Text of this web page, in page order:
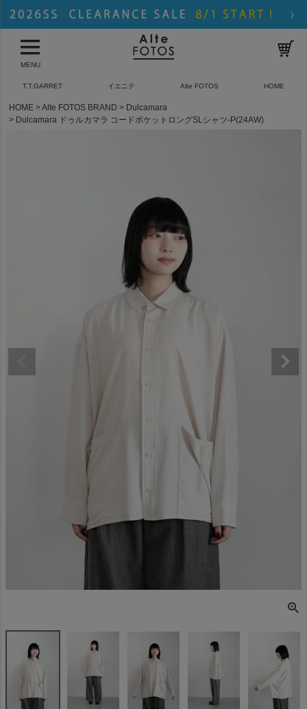
MENU
T.T.GARRET イエニテ Alte FOTOS HOME
HOME Alte FOTOS BRAND
Dulcamara
Dulcamara ドゥルカマラ コードポケットロングSLシャツ-P(24AW)